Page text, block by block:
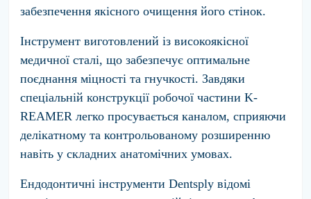
забезпечення якісного очищення його стінок.
Інструмент виготовлений із високоякісної
медичної сталі, що забезпечує оптимальне
поєднання міцності та гнучкості. Завдяки
спеціальній конструкції робочої частини K-
REAMER легко просувається каналом, сприяючи
делікатному та контрольованому розширенню
навіть у складних анатомічних умовах.
Ендодонтичні інструменти Dentsply відомі